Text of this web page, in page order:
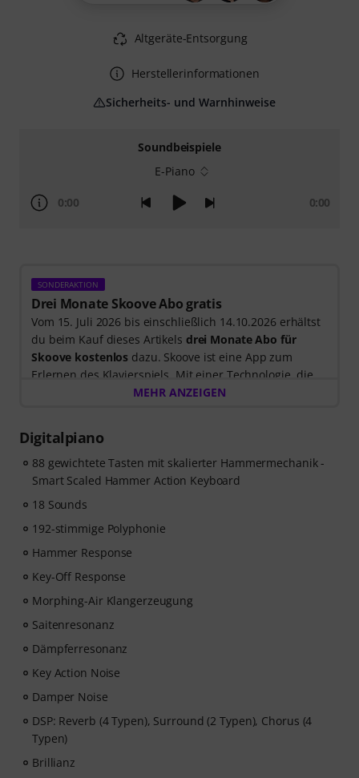
Soundbeispiele
E-Piano
0:00 0:00
SONDERAKTION
Drei Monate Skoove Abo gratis
Vom 15. Juli 2026 bis einschließlich 14.10.2026 erhältst
du beim Kauf dieses Artikels drei Monate Abo für
Skoove kostenlos dazu. Skoove ist eine App zum
Erlernen des Klavierspiels. Mit einer Technologie, die
dir beim Spielen zuhört, und Lektionen, die von
den Freischaltcode automatisch per E-Mail zugesendet.
Das Skoove-Abo endet nach Ablauf automatisch. Keine
Kreditkarte erforderlich.
MEHR ANZEIGEN
Digitalpiano
88 gewichtete Tasten mit skalierter Hammermechanik -
Smart Scaled Hammer Action Keyboard
18 Sounds
192-stimmige Polyphonie
Hammer Response
Key-Off Response
Morphing-Air Klangerzeugung
Saitenresonanz
Dämpferresonanz
Key Action Noise
Damper Noise
DSP: Reverb (4 Typen), Surround (2 Typen), Chorus (4
Typen)
Brillianz
Altgeräte-Entsorgung
Herstellerinformationen
Sicherheits- und Warnhinweise